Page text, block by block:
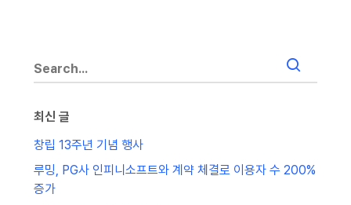
최신 글
창립 13주년 기념 행사
루밍, PG사 인피니소프트와 계약 체결로 이용자 수 200%
증가